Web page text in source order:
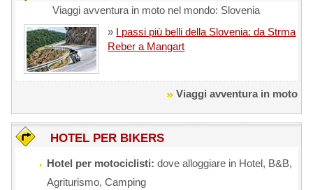
Viaggi avventura in moto nel mondo: Slovenia
» I passi più belli della Slovenia: da Strma
Reber a Mangart
Viaggi avventura in moto
HOTEL PER BIKERS
Hotel per motociclisti: dove alloggiare in Hotel, B&B,
Agriturismo, Camping